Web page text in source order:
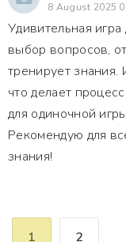
8 August 2025
Удивительная
выбор вопросов,
тренирует
что делает
для одиночной
Рекомендую для
знания!
1 2